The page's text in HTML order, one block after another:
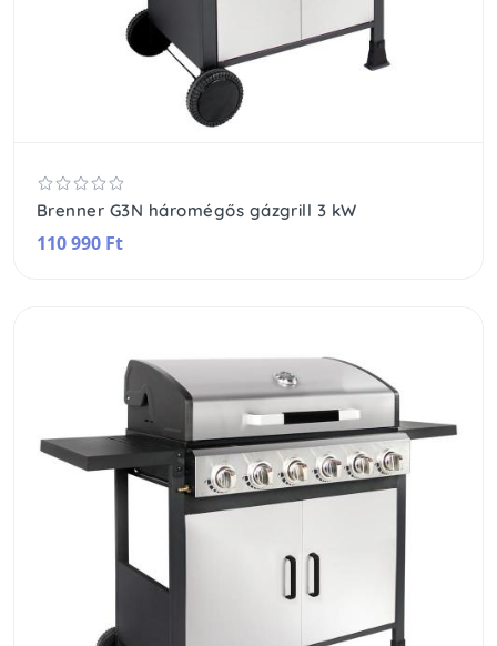
Brenner G3N háromégős gázgrill 3 kW
110 990 Ft